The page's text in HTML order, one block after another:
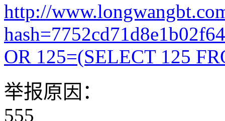
http://
OR 125=(SELECT 125
举报原因：
555